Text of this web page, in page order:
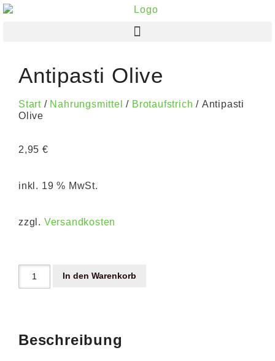
Antipasti Olive
Start / Nahrungsmittel / Brotaufstrich / Antipasti
Olive
2,95 €
inkl. 19 % MwSt.
zzgl. Versandkosten
In den Warenkorb
Beschreibung